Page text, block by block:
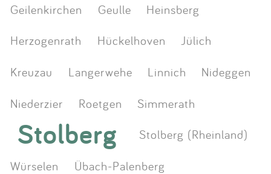
Geilenkirchen
Geulle
Heinsberg
Herzogenrath
Hückelhoven
Jülich
Kreuzau
Langerwehe Linnich
Nideggen
Niederzier
Roetgen Simmerath
Stolberg
Stolberg (Rheinland)
Würselen
Übach-Palenberg